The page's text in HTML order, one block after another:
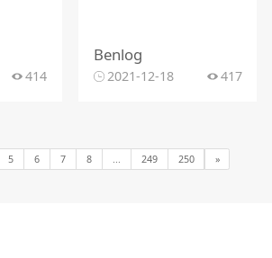
414
Benlog
2021-12-18 417
5 6 7 8 249 250 »